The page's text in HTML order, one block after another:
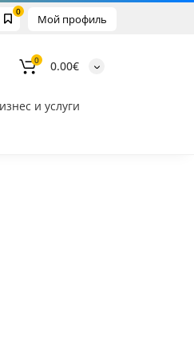
Мой профиль
0
0 0.00€
и услуги